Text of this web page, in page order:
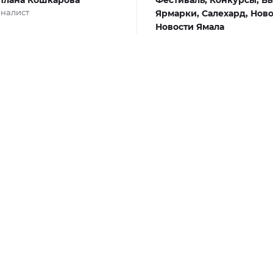
Ярмарки, Салехард,
Новости Ямала